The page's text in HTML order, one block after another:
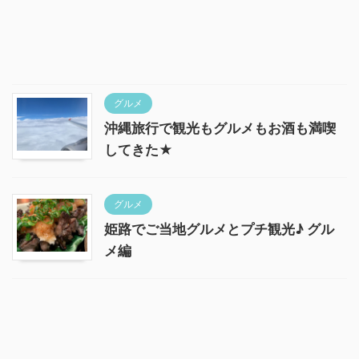
グルメ
沖縄旅行で観光もグルメもお酒も満喫
してきた★
グルメ
姫路でご当地グルメとプチ観光♪ グル
メ編